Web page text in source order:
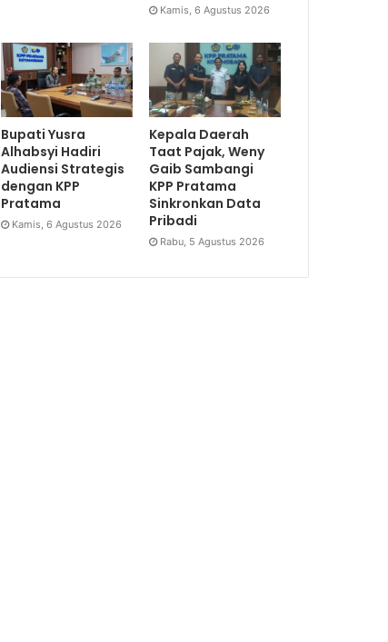
Kamis, 6 Agustus 2026
Bupati Yusra
Alhabsyi Hadiri
Audiensi Strategis
dengan KPP
Pratama
Kamis, 6 Agustus 2026
Kepala Daerah
Taat Pajak, Weny
Gaib Sambangi
KPP Pratama
Sinkronkan Data
Pribadi
Rabu, 5 Agustus 2026